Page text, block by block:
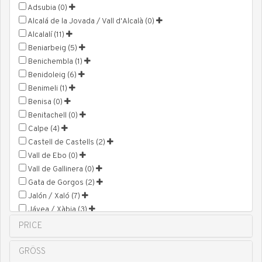
Adsubia (0)
Alcalá de la Jovada / Vall d'Alcalà (0)
Alcalalí (11)
Beniarbeig (5)
Benichembla (1)
Benidoleig (6)
Benimeli (1)
Benisa (0)
Benitachell (0)
Calpe (4)
Castell de Castells (2)
Vall de Ebo (0)
Vall de Gallinera (0)
Gata de Gorgos (2)
Jalón / Xaló (7)
Jávea / Xàbia (3)
Vall de Laguar (2)
Llíber (0)
Murla (11)
PRICE
GRÖSS